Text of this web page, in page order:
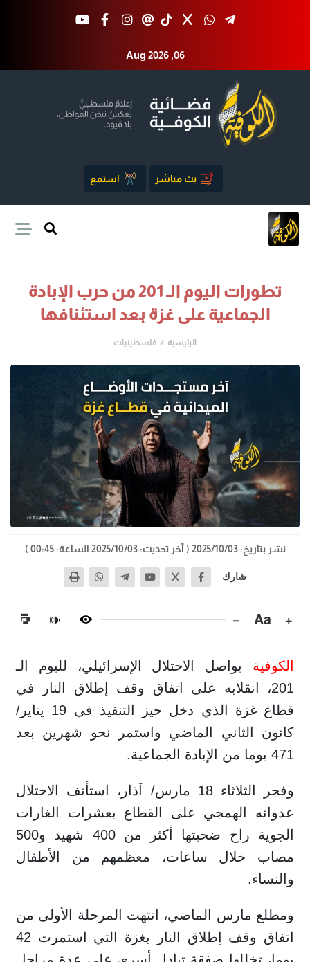
Aug 2026 ,06
بث مباشر استمع
تطورات اليوم الـ 201 من حرب الإبادة
الجماعية على غزة بعد استئنافها
الرئيسية فلسطينيات
نشر بتاريخ: 2025/10/03 ( آخر تحديث: 2025/10/03 الساعة: 00:45 )
شارك
+
Aa
−
🔊
الكوفية يواصل الاحتلال الإسرائيلي، لليوم الـ
201، انقلابه على اتفاق وقف إطلاق النار في
قطاع غزة الذي دخل حيز التنفيذ في 19 يناير/
كانون الثاني الماضي واستمر نحو شهرين بعد
471 يوما من الإبادة الجماعية.
وفجر الثلاثاء 18 مارس/ آذار، استأنف الاحتلال
عدوانه الهمجي على القطاع بعشرات الغارات
الجوية راح ضحيتها أكثر من 400 شهيد و500
مصاب خلال ساعات، معظمهم من الأطفال
والنساء.
ومطلع مارس الماضي، انتهت المرحلة الأولى من
اتفاق وقف إطلاق النار بغزة التي استمرت 42